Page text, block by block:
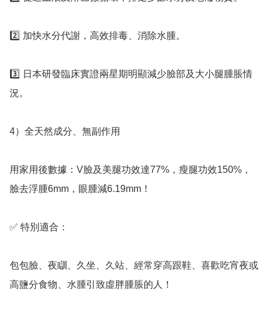
2️⃣ 加快水分代謝，高效排毒、消除水腫。
3️⃣ 日本研發臨床實證兩星期明顯減少臉部及大小腿腫脹情
況。
4）全天然成分、無副作用
用家用後數據：V臉及美腿功效達77%，瘦腿功效150%，
臉去浮腫6mm，眼腫減6.19mm！
✅️ 特別適合：
包包臉、夜瞓、久坐、久站、經常穿高跟鞋、喜歡吃宵夜或
高鹽分食物、水腫引致虛胖腫脹的人！